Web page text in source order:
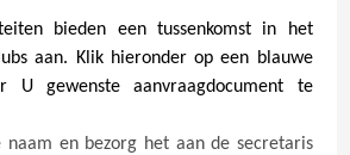
bieden een tussenkomst in het
aan. Klik hieronder op een blauwe
U gewenste aanvraagdocument te
naam en bezorg het aan de secretaris